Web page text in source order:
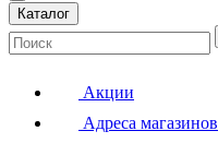
Каталог
Акции
Адреса магазинов